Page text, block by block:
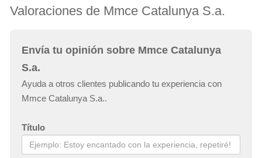
Valoraciones de Mmce Catalunya S.a.
Envía tu opinión sobre Mmce Catalunya
S.a.
Ayuda a otros clientes publicando tu experiencia con
Mmce Catalunya S.a..
Título